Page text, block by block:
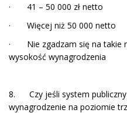
· 41 – 50 000 zł netto
· Więcej niż 50 000 netto
· Nie zgadzam się na takie
wysokość wynagrodzenia
8. Czy jeśli system publiczny
wynagrodzenie na poziomie